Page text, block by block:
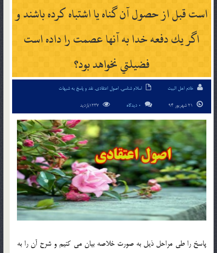
است قبل از حصول آن گناه يا اشتباه كرده باشند و
اگر يك دفعه خدا به آنها عصمت را داده است
فضيلتي نخواهد بود؟
خادم اهل البیت اسلام شناسی, اصول اعتقادی, نقد و پاسخ به شبهات
0 دیدگاه
پاسخ را طي مراحل ذيل به صورت خلاصه بيان مي كنيم و شرح آن را به